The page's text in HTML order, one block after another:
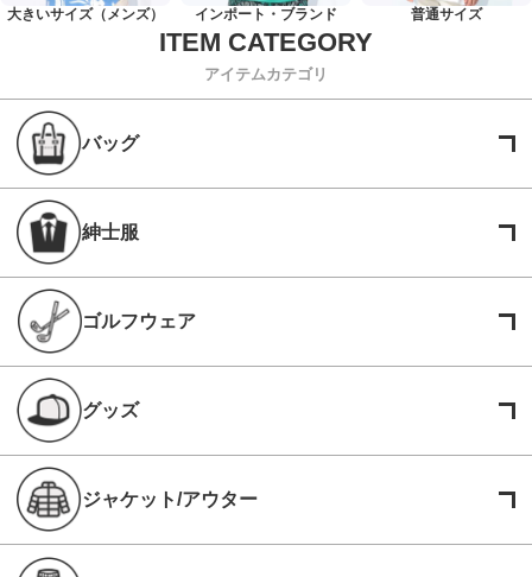
大きいサイズ（メンズ） インポート・ブランド 普通サイズ
アイテムカテゴリ
バッグ
紳士服
ゴルフウェア
グッズ
ジャケット/アウター